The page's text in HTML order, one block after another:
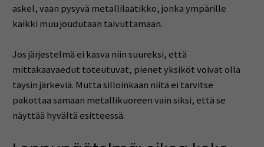
askel, vaan pysyvä metallilaatikko, jonka ympärille
kaikki muu joudutaan taivuttamaan.
Jos järjestelmä ei kasva niin suureksi, että
mittakaavaedut toteutuvat, pienet yksiköt voivat olla
täysin järkeviä. Mutta silloinkaan niitä ei tarvitse
pakottaa samaan metallikuoreen vain siksi, että se
näyttää hyvältä esitteessä.